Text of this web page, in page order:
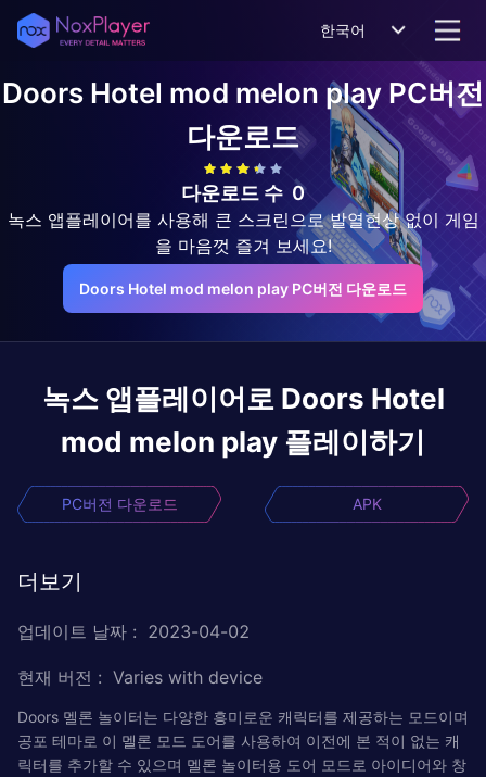
한국어
Doors Hotel mod melon play PC버전
다운로드
다운로드 수 0
녹스 앱플레이어를 사용해 큰 스크린으로 발열현상 없이 게임
을 마음껏 즐겨 보세요!
Doors Hotel mod melon play PC버전 다운로드
녹스 앱플레이어로 Doors Hotel
mod melon play 플레이하기
PC버전 다운로드 APK
더보기
업데이트 날짜 : 2023-04-02
현재 버전 : Varies with device
Doors 멜론 놀이터는 다양한 흥미로운 캐릭터를 제공하는 모드이며
공포 테마로 이 멜론 모드 도어를 사용하여 이전에 본 적이 없는 캐
릭터를 추가할 수 있으며 멜론 놀이터용 도어 모드로 아이디어와 창